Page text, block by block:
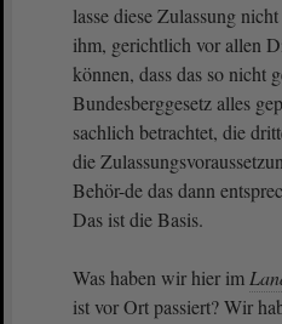
lasse diese Zulassung
ihm, gerichtlich vor allen
können, dass das so nicht
Bundesberggesetz alles
sachlich betrachtet, die
die
Behör-de das dann
Das ist die Basis.
Was haben wir hier im
ist vor Ort passiert? Wir